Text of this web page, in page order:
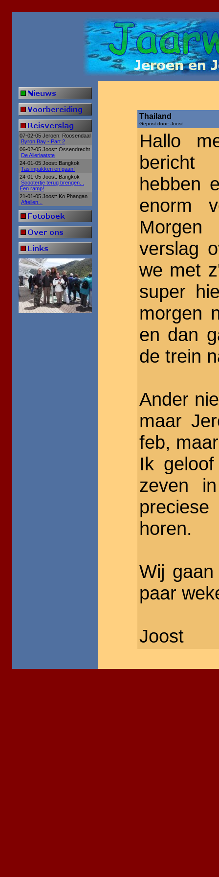
07-02-05 Jeroen: Roosendaal
Byron Bay - Part 2
06-02-05 Joost: Ossendrecht
De Allerlaatste
24-01-05 Joost: Bangkok
Tas inpakken en gaan!
24-01-05 Joost: Bangkok
Scootertje terug brengen...
Een ramp!
21-01-05 Joost: Ko Phangan
Aftellen...
Thailand
Gepost door: Joost
Hallo
bericht
hebben
enorm
verslag
we met
super
morgen
en dan
de trein
Ander
maar
feb,
Ik
zeven
horen.
Wij
paar
Joost